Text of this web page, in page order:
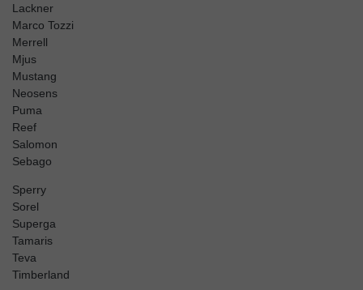
Lackner
Marco Tozzi
Merrell
Mjus
Mustang
Neosens
Puma
Reef
Salomon
Sebago
Sperry
Sorel
Superga
Tamaris
Teva
Timberland